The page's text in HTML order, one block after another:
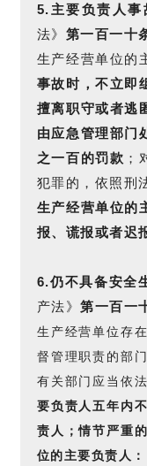
5.主要负责人事
法》 第一百一十
生产经营单位的
事故时，不立即
擅离职守或者逃
由应急管理部门
之一百的罚款 ；
犯罪的，依照刑
生产经营单位的
报、谎报或者迟
6.仍不具备安全
产法》第一百一
生产经营单位存
督管理职责的部
有关部门应当依
要负责人五年内
责人；情节严重
位的主要负责人：